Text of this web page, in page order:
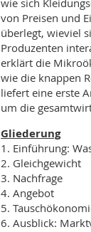
wie sich
von Preisen und
überlegt, wieviel
Produzenten
erklärt die
wie die knappen
liefert eine erste
um die
Gliederung
1. Einführung:
2. Gleichgewicht
3. Nachfrage
4. Angebot
5.
6. Ausblick: